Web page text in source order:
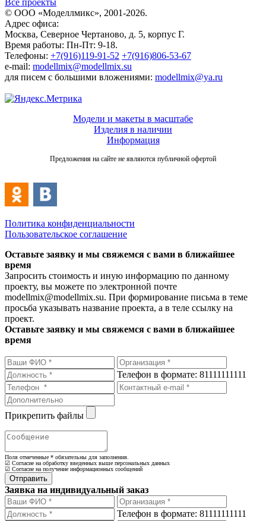
Все проекты
© ООО «Моделлмикс», 2001-2026.
Адрес офиса:
Москва, Северное Чертаново, д. 5, корпус Г.
Время работы: Пн-Пт: 9-18.
Телефоны: +7(916)119-91-52 +7(916)806-53-67
e-mail: modellmix@modellmix.su
для писем с большими вложениями: modellmix@ya.ru
Модели и макеты в масштабе
Изделия в наличии
Информация
Предложения на сайте не являются публичной офертой
Политика конфиденциальности
Пользовательское соглашение
Оставьте заявку и мы свяжемся с вами в ближайшее
время
Запросить стоимость и иную информацию по данному
проекту, вы можете по электронной почте
modellmix@modellmix.su. При формирование письма в теме
просьба указывать название проекта, а в теле ссылку на
проект.
Оставьте заявку и мы свяжемся с вами в ближайшее
время
Телефон в формате: 81111111111
Прикрепить файлы
Поля отмеченные * обязательны для заполнения.
☑ Согласие на обработку введенных выше персональных данных
☑ Согласие на получение информационных сообщений
Заявка на индивидуальный заказ
Телефон в формате: 81111111111